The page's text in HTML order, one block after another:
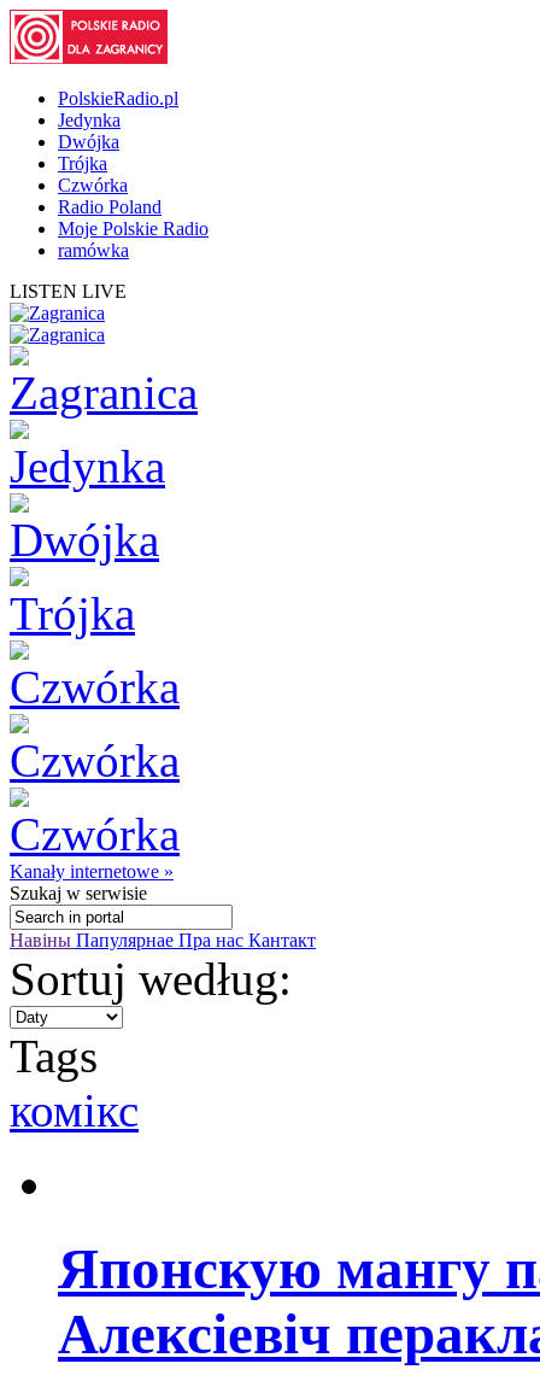
PolskieRadio.pl
Jedynka
Dwójka
Trójka
Czwórka
Radio Poland
Moje Polskie Radio
ramówka
LISTEN LIVE
Kanały internetowe »
Szukaj w serwisie
Навіны Папулярнае Пра нас Кантакт
Sortuj według:
Tags
комікс
Японскую мангу
Алексіевіч